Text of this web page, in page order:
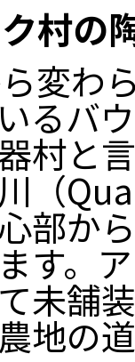
村の
変わ
るバ
村と
（
部か
す。
未舗
地の